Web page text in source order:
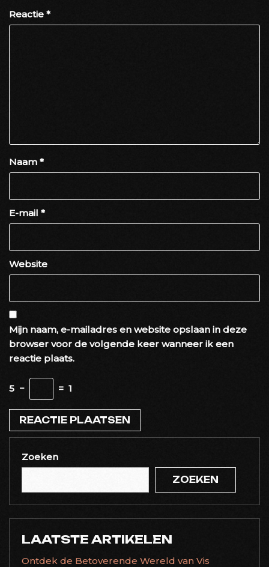
Reactie *
Naam *
E-mail *
Website
Mijn naam, e-mailadres en website opslaan in deze
browser voor de volgende keer wanneer ik een
reactie plaats.
5 − = 1
Zoeken
ZOEKEN
LAATSTE ARTIKELEN
Ontdek de Betoverende Wereld van Vis